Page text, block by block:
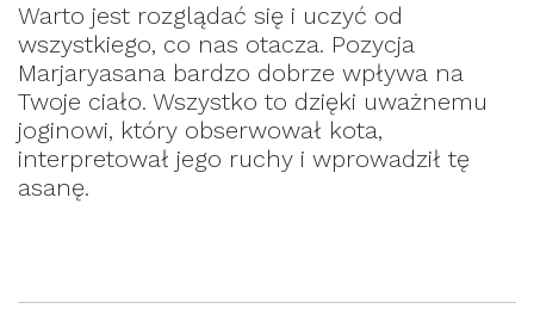
Warto jest rozglądać się i uczyć od
wszystkiego, co nas otacza. Pozycja
Marjaryasana bardzo dobrze wpływa na
Twoje ciało. Wszystko to dzięki uważnemu
joginowi, który obserwował kota,
interpretował jego ruchy i wprowadził tę
asanę.